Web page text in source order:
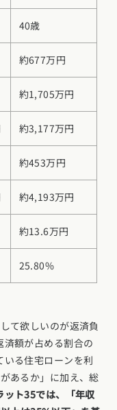
40歳
約677万円
約1,705万円
約3,177万円
約453万円
約4,193万円
約13.6万円
25.80%
て欲しいのが返済負
額が占める割合の
いる住宅ローンを利
あるか」に加え、総
ット35では、「年収